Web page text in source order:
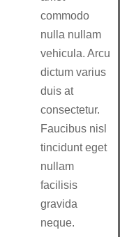
commodo
nulla nullam
vehicula. Arcu
dictum varius
duis at
consectetur.
Faucibus nisl
tincidunt eget
nullam
facilisis
gravida
neque.